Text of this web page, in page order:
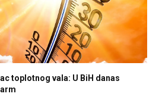
toplotnog vala: U BiH danas